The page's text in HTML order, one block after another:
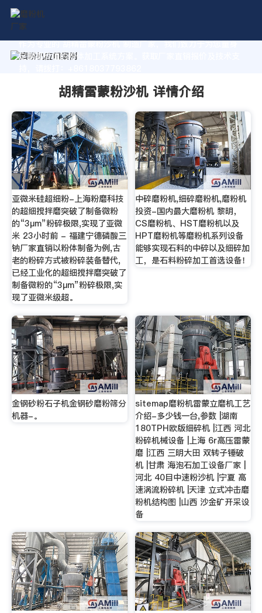
作为专业的 胡精雷蒙粉沙机 制造厂家，我们致力于为您量身
定制高价值的粉体加工系统方案。获取厂家直销报价及技术支
胡精雷蒙粉沙机 详情介绍
亚微米硅超细粉-上海粉磨科技
的超细搅拌磨突破了制备微粉
的“3μm”粉碎极限,实现了亚微
米 23小时前 - 福建宁德磷酸三
钠厂家直销以粉体制备为例,古
老的粉碎方式被粉碎装备替代,
已经工业化的超细搅拌磨突破了
制备微粉的“3μm”粉碎极限,实
现了亚微米级超。
中碎磨粉机,细碎磨粉机,磨粉机
投资-国内最大磨粉机 黎明，
CS磨粉机、HST磨粉机以及
HPT磨粉机等磨粉机系列设备
能够实现石料的中碎以及细碎加
工，是石料粉碎加工首选设备！
金钢砂粉石子机金钢砂磨粉筛分
机器-。
sitemap磨粉机雷蒙立磨机工艺
介绍-多少钱一台,参数 |湖南
180TPH欧版细碎机 |江西 河北
粉碎机械设备 |上海 6r高压雷蒙
磨 |江西 三明大田 双转子锤破
机 |甘肃 海泡石加工设备厂家 |
河北 40目中速粉沙机 |宁夏 高
速涡流粉碎机 |天津 立式冲击磨
粉机结构图 |山西 沙金矿开采设
备